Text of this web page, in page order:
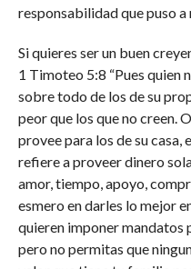
responsabilidad que puso
Si quieres ser un buen
1 Timoteo 5:8 “Pues quien
sobre todo de los de su
peor que los que no creen.
provee para los de su casa,
refiere a proveer dinero
amor, tiempo, apoyo,
esmero en darles lo mejor
quieren imponer mandatos
pero no permitas que